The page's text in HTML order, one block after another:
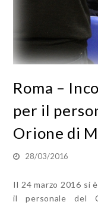
Roma –
per il
Orione di
28/03/2016
Il 24 marzo 2016 si
il personale del